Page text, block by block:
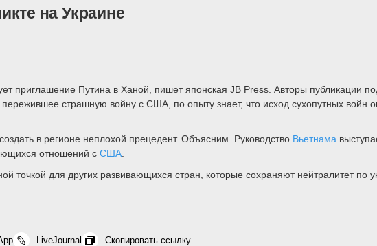
на Украине
приглашение Путина в Ханой, пишет японская JB Press. Авторы публикации
страшную войну с США, по опыту знает, что исход сухопутных войн
в регионе неплохой прецедент. Объясним. Руководство Вьетнама
отношений с США.
точкой для других развивающихся стран, которые сохраняют нейтралитет по
LiveJournal Скопировать ссылку